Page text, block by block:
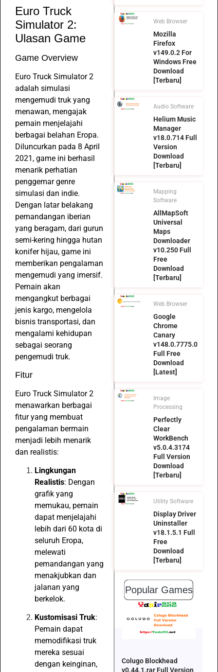
Euro Truck
Simulator 2:
Ulasan Game
Game Overview
Euro Truck Simulator 2
adalah simulasi
mengemudi truk yang
menawan, mengajak
pemain menjelajahi
berbagai belahan Eropa.
Diluncurkan pada 8 April
2021, game ini berhasil
menarik perhatian
penggemar genre
simulasi dan indie.
Dengan latar belakang
pemandangan iberian
yang beragam, dari gurun
semi-kering hingga hutan
konifer hijau, game ini
memberikan pengalaman
mengemudi yang imersif.
Pemain akan
mengangkut berbagai
jenis kargo, mengelola
bisnis transportasi, dan
mengalami kehidupan
sebagai seorang
pengemudi truk.
Fitur
Euro Truck Simulator 2
menawarkan berbagai
fitur yang membuat
pengalaman bermain
menjadi lebih menarik
dan realistis:
Lingkungan
Realistis: Dengan
grafik yang
memukau, pemain
dapat menjelajahi
lebih dari 60 kota di
seluruh Eropa,
melewati
pemandangan yang
menakjubkan dan
jalanan yang
berkelok.
Kustomisasi Truk:
Pemain dapat
memodifikasi truk
mereka sesuai
dengan keinginan,
Web Browser
Mozilla
Firefox
v149.0.2 For
Windows Free
Download
[Terbaru]
Audio Software
Helium Music
Manager
v18.0.714 Full
Version
Download
[Terbaru]
Mapping
Software
AllMapSoft
Universal
Maps
Downloader
v10.250 Full
Free
Download
[Terbaru]
Web Browser
Google
Chrome
Canary
v148.0.7775.0
Full Free
Download
[Latest]
Image
Processing
Perfectly
Clear
WorkBench
v5.0.4.3174
Full Version
Download
[Terbaru]
Utility Software
Display Driver
Uninstaller
v18.1.5.1 Full
Free
Download
[Terbaru]
Popular Games
Colugo Blockhead
v0.44.1.rar Full Version